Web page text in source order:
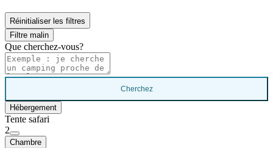
Réinitialiser les filtres
Filtre malin
Que cherchez-vous?
Cherchez
Hébergement
Tente safari
2
Chambre